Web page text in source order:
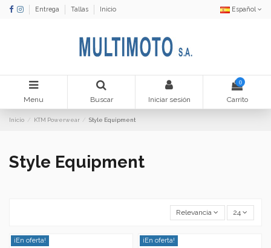
Entrega Tallas Inicio Español
Menu Buscar Iniciar sesión
0
Carrito
Inicio KTM Powerwear Style Equipment
Style Equipment
Relevancia 24
¡En oferta!
¡En oferta!